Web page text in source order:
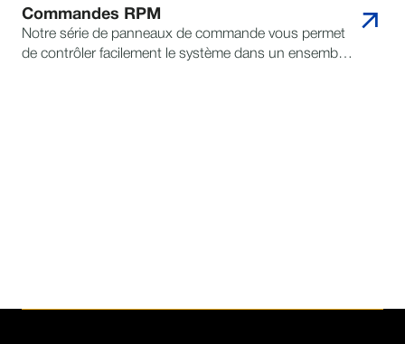
Commandes RPM
Notre série de panneaux de commande vous permet
de contrôler facilement le système dans un ensemble